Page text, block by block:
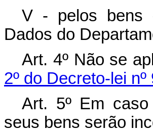
V - pelos bens
Dados do
Art. 4º Não se
2º do Decreto-lei
Art. 5º Em
seus bens serão